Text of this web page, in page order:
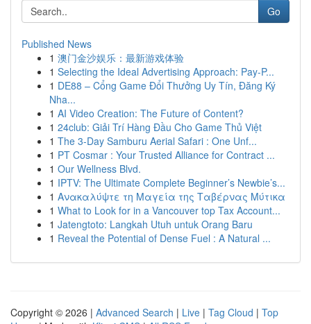
Go
Published News
1 澳门金沙娱乐：最新游戏体验
1 Selecting the Ideal Advertising Approach: Pay-P...
1 DE88 – Cổng Game Đổi Thưởng Uy Tín, Đăng Ký
Nha...
1 AI Video Creation: The Future of Content?
1 24club: Giải Trí Hàng Đầu Cho Game Thủ Việt
1 The 3-Day Samburu Aerial Safari : One Unf...
1 PT Cosmar : Your Trusted Alliance for Contract ...
1 Our Wellness Blvd.
1 IPTV: The Ultimate Complete Beginner’s Newbie’s...
1 Ανακαλύψτε τη Μαγεία της Ταβέρνας Μύτικα
1 What to Look for in a Vancouver top Tax Account...
1 Jatengtoto: Langkah Utuh untuk Orang Baru
1 Reveal the Potential of Dense Fuel : A Natural ...
Copyright © 2026 | Advanced Search | Live | Tag Cloud | Top